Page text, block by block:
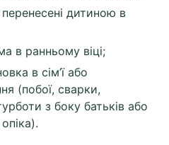
дитиною в
в ранньому віці;
в сім’ї або
(побої, сварки,
з боку батьків або